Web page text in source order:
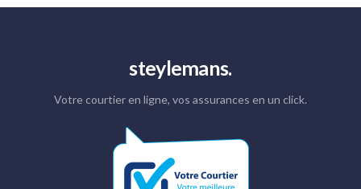
steylemans.
Votre courtier en ligne, vos assurances en un click.